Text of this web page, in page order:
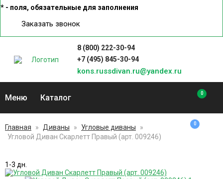
* - поля, обязательные для заполнения
Заказать звонок
8 (800) 222-30-94
+7 (495) 845-30-94
kons.russdivan.ru@yandex.ru
Меню Каталог 0
0
Главная » Диваны » Угловые диваны
»
Угловой Диван Скарлетт Правый (арт. 009246)
1-3 дн.